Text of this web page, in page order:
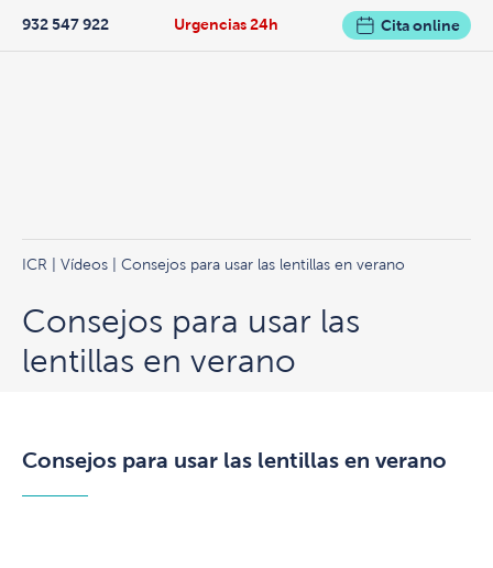
Urgencias 24h
932 547 922 Cita online
ICR Vídeos | Consejos para usar las lentillas en verano
Consejos para usar las
lentillas en verano
Consejos para usar las lentillas en verano